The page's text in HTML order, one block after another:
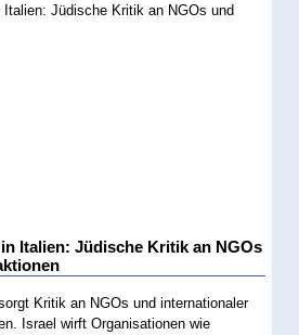
Italien: Jüdische Kritik an NGOs
Kritik an NGOs und internationaler
Israel wirft Organisationen wie